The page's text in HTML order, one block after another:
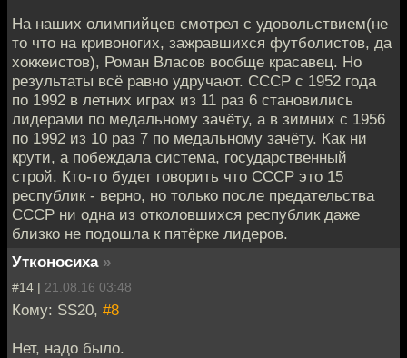
На наших олимпийцев смотрел с удовольствием(не
то что на кривоногих, зажравшихся футболистов, да
хоккеистов), Роман Власов вообще красавец. Но
результаты всё равно удручают. СССР с 1952 года
по 1992 в летних играх из 11 раз 6 становились
лидерами по медальному зачёту, а в зимних с 1956
по 1992 из 10 раз 7 по медальному зачёту. Как ни
крути, а побеждала система, государственный
строй. Кто-то будет говорить что СССР это 15
республик - верно, но только после предательства
СССР ни одна из отколовшихся республик даже
близко не подошла к пятёрке лидеров.
Утконосиха »
#14 | 21.08.16 03:48
Кому: SS20, #8
Нет, надо было.